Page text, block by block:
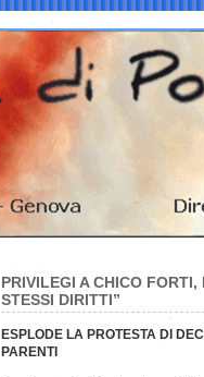
PRIVILEGI A CHICO
STESSI DIRITTI”
ESPLODE LA PROTESTA DI
PARENTI